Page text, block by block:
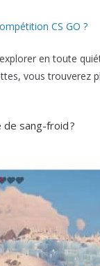
CS GO ?
en toute
vous
sang-froid ?